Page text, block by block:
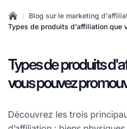
Home
/ Blog sur le marketing
Types de produits d'affiliation que
Types de produits
vous pouvez
Découvrez les trois